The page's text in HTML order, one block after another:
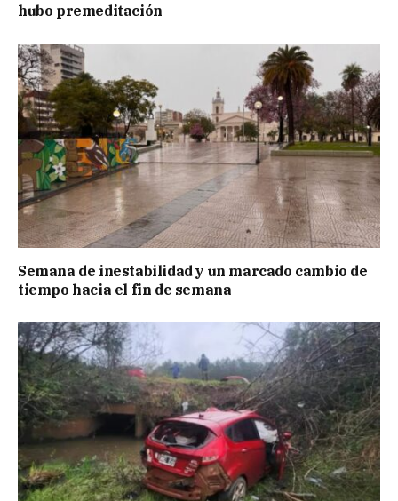
hubo premeditación
Semana de inestabilidad y un marcado cambio de
tiempo hacia el fin de semana